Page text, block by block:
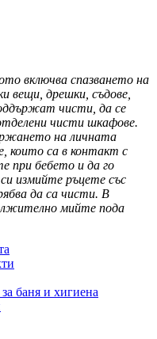
включва спазването на
вещи, дрешки, съдове,
чисти, да се
чисти шкафове.
на личната
които са в контакт с
при бебето и да го
измийте ръцете със
да са чисти. В
мийте пода
баня и хигиена